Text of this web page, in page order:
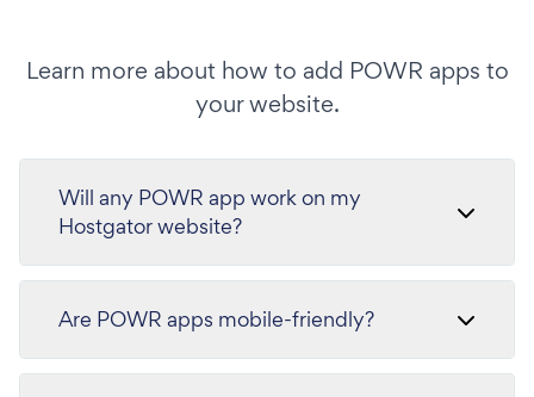
Learn more about how to add POWR apps to
your website.
Will any POWR app work on my
Hostgator website?
Are POWR apps mobile-friendly?